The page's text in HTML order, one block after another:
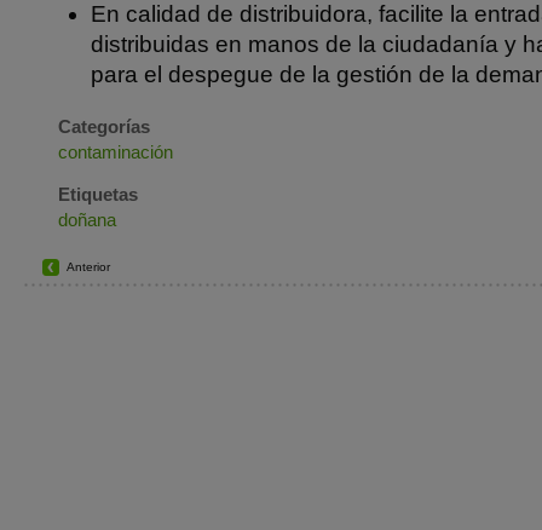
En calidad de distribuidora, facilite la
distribuidas en manos de la ciudadanía y
para el despegue de la gestión de la
Categorías
contaminación
Etiquetas
doñana
Anterior